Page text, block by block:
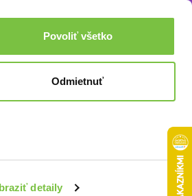
detaily
Povoliť všetko
Odmietnuť
Prihlásenie 0,00€
Akcie a zľavy